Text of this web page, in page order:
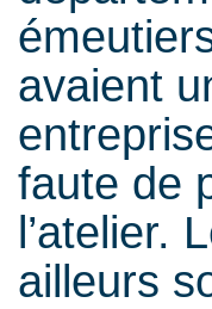
avaient
faute de
l’atelier.
ailleurs